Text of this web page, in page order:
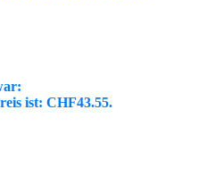
ist: CHF43.55.